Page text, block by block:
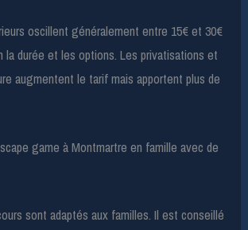
oscillent généralement entre 15€ et 30€
la durée et les options. Les privatisations et
augmentent le tarif mais apportent plus de
game à Montmartre en famille avec de
sont adaptés aux familles. Il est conseillé